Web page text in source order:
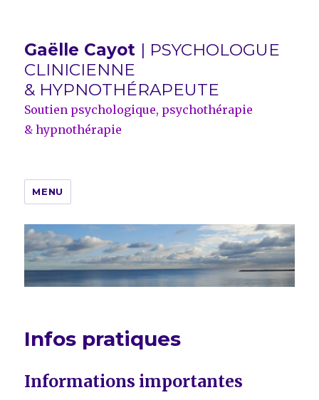
Gaëlle Cayot | PSYCHOLOGUE
CLINICIENNE
& HYPNOTHÉRAPEUTE
Soutien psychologique, psychothérapie
& hypnothérapie
MENU
Infos pratiques
Informations importantes